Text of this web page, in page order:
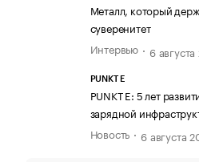
Металл, который
суверенитет
Интервью
6
PUNKT E
PUNKT E: 5 лет
зарядной
Новость
6 августа